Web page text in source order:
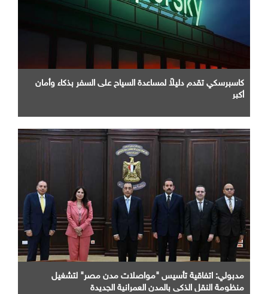
كاسبرسكي تقدم دليلاً لمساعدة السياح على السفر بذكاء وأمان
أكبر
مدبولي: اتفاقية تأسيس "مواصلات مدن مصر" لتشغيل
منظومة النقل الذكي بالمدن العمرانية الجديدة